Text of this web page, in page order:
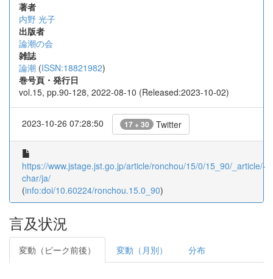
著者
内野 光子
出版者
論潮の会
雑誌
論潮 (ISSN:18821982)
巻号頁・発行日
vol.15, pp.90-128, 2022-08-10 (Released:2023-10-02)
2023-10-26 07:28:50 17 + 30 Twitter
https://www.jstage.jst.go.jp/article/ronchou/15/0/15_90/_article/-
char/ja/
(info:doi/10.60224/ronchou.15.0_90)
言及状況
変動（ピーク前後） 変動（月別） 分布